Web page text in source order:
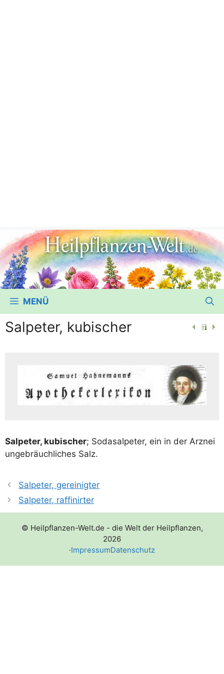
MENÜ
Salpeter, kubischer
Sal­pe­ter, kubi­scher; Soda­sal­pe­ter, ein in der Arz­nei
unge­bräuch­li­ches Salz.
Salpeter, gereinigter
Salpeter, raffinirter
© Heilpflanzen-Welt.de - die Welt der Heilpflanzen,
2026
·ImpressumDatenschutz